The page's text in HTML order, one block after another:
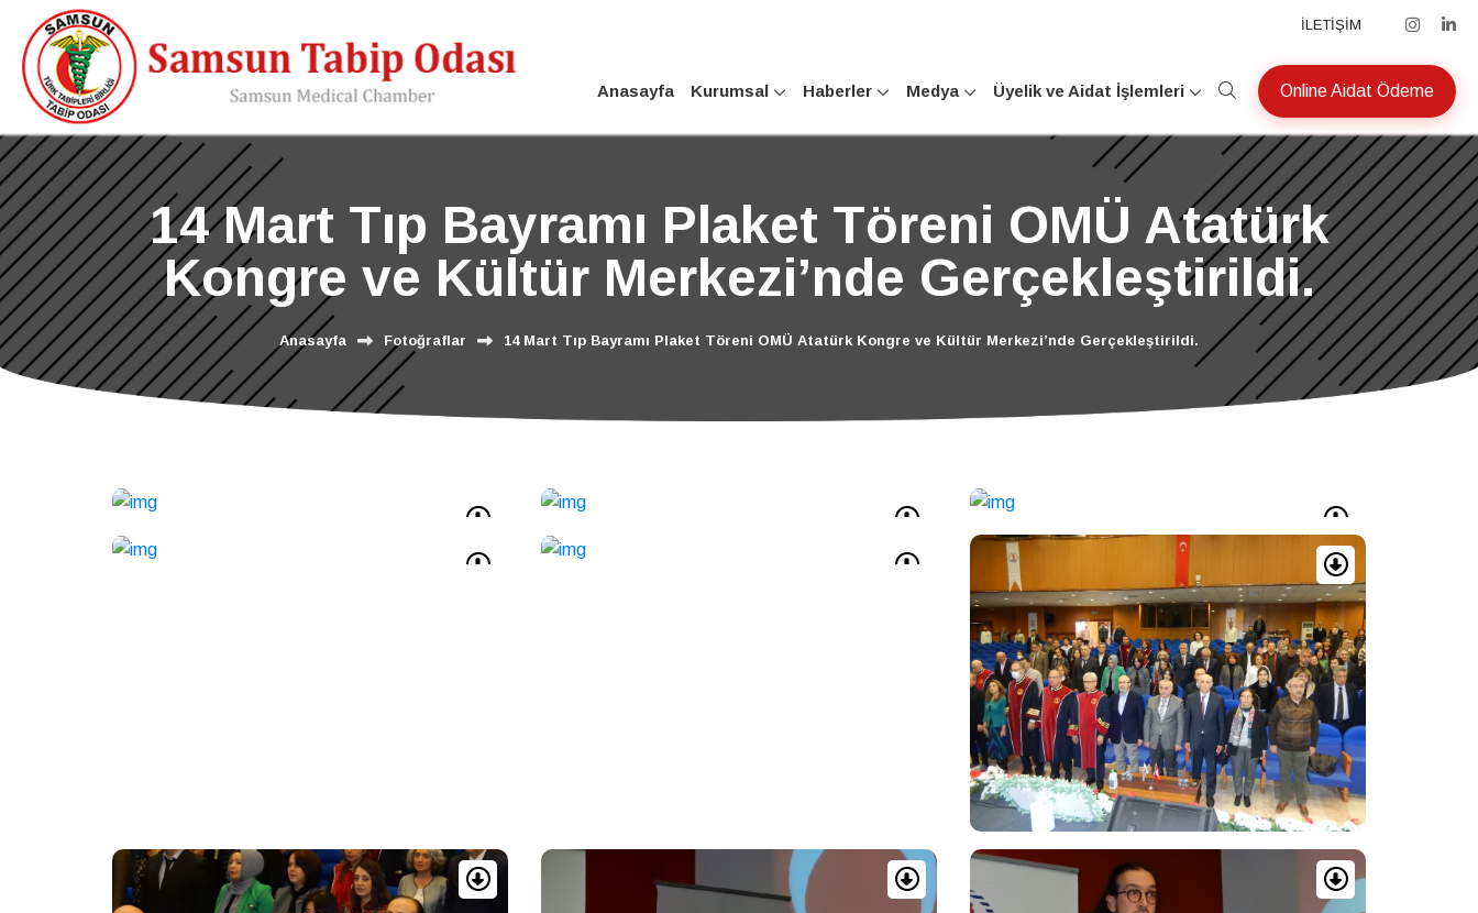
İLETİŞİM
Anasayfa Kurumsal Haberler Medya Üyelik ve Aidat İşlemleri Online Aidat Ödeme
14 Mart Tıp Bayramı Plaket Töreni OMÜ Atatürk
Kongre ve Kültür Merkezi’nde Gerçekleştirildi.
Anasayfa Fotoğraflar 14 Mart Tıp Bayramı Plaket Töreni OMÜ Atatürk Kongre ve Kültür Merkezi’nde Gerçekleştirildi.